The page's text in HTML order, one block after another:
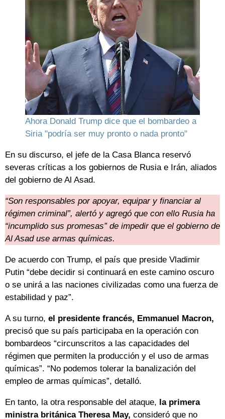
Ahora Donald Trump dice que el bombardeo a
Siria "podría ser muy pronto o nada pronto"
En su discurso, el jefe de la Casa Blanca reservó
severas críticas a los gobiernos de Rusia e Irán, aliados
del gobierno de Al Asad.
“Son responsables por apoyar, equipar y financiar al
régimen criminal”, alertó y agregó que con ello Rusia ha
“incumplido sus promesas” de impedir que el gobierno de
Al Asad use armas químicas.
De acuerdo con Trump, el país que preside Vladimir
Putin “debe decidir si continuará en este camino oscuro
o se unirá a las naciones civilizadas como una fuerza de
estabilidad y paz”.
A su turno, el presidente francés, Emmanuel Macron,
precisó que su país participaba en la operación con
bombardeos “circunscritos a las capacidades del
régimen que permiten la producción y el uso de armas
químicas”. “No podemos tolerar la banalización del
empleo de armas químicas”, detalló.
En tanto, la otra responsable del ataque, la primera
ministra británica Theresa May, consideró que no